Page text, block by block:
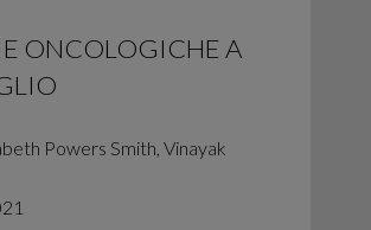
ONCOLOGICHE A
Powers Smith, Vinayak